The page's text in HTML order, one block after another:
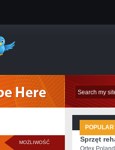
MOŻLIWOŚĆ
POPULAR
Sprzęt
Ortex